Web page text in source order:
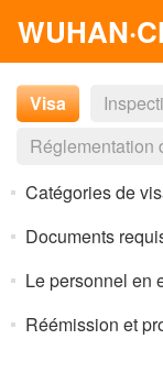
Visa
Réglementation
Catégories de
Documents requis pour
Le personnel en
Réémission et